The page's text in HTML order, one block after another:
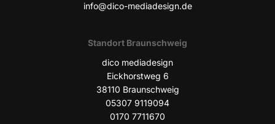
info@dico-mediadesign.de
Stand­ort Braunschweig
dico media­de­sign
Eick­horst­weg 6
38110 Braun­schweig
05307 9119094
0170 7711670